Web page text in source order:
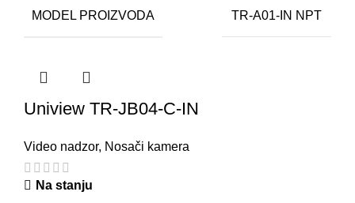
MODEL PROIZVODA TR-A01-IN NPT
Uniview TR-JB04-C-IN
Video nadzor, Nosači kamera
Na stanju